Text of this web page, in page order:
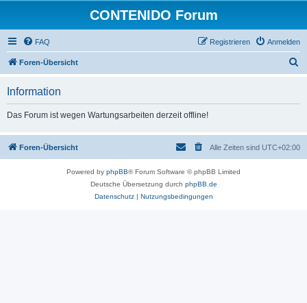
CONTENIDO Forum
FAQ Anmelden
Registrieren
Foren-Übersicht
Information
Das Forum ist wegen Wartungsarbeiten derzeit offline!
Foren-Übersicht Alle Zeiten sind UTC+02:00
Powered by phpBB® Forum Software © phpBB Limited
Deutsche Übersetzung durch phpBB.de
Datenschutz| Nutzungsbedingungen